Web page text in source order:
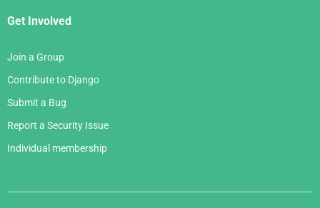
Get Involved
Join a Group
Contribute to Django
Submit a Bug
Report a Security Issue
Individual membership